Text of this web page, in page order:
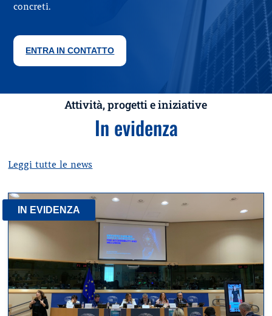
concreti.
ENTRA IN CONTATTO
Attività, progetti e iniziative
In evidenza
Leggi tutte le news
IN EVIDENZA